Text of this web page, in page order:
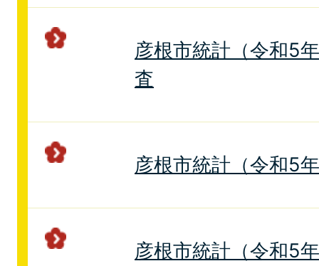
彦根市統計（令和5
査
彦根市統計（令和5
彦根市統計（令和5